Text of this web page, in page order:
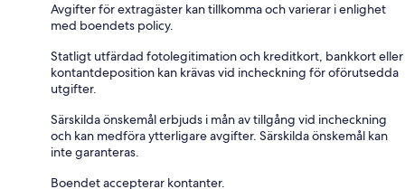
Avgifter för extragäster kan tillkomma och varierar i enlighet
med boendets policy.
Statligt utfärdad fotolegitimation och kreditkort, bankkort eller
kontantdeposition kan krävas vid incheckning för oförutsedda
utgifter.
Särskilda önskemål erbjuds i mån av tillgång vid incheckning
och kan medföra ytterligare avgifter. Särskilda önskemål kan
inte garanteras.
Boendet accepterar kontanter.